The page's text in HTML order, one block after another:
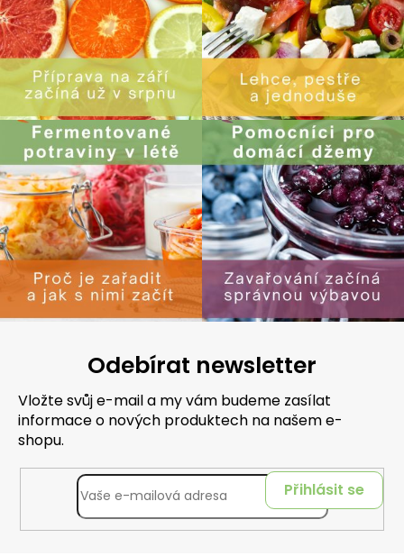
Odebírat newsletter
Vložte svůj e-mail a my vám budeme zasílat
informace o nových produktech na našem e-
shopu.
Přihlásit se